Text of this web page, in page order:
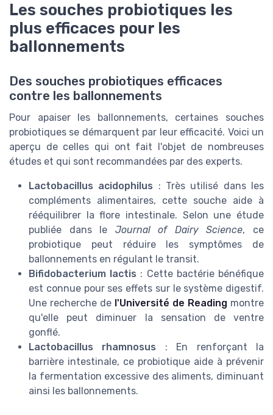
Les souches probiotiques les
plus efficaces pour les
ballonnements
Des souches probiotiques efficaces
contre les ballonnements
Pour apaiser les ballonnements, certaines souches
probiotiques se démarquent par leur efficacité. Voici un
aperçu de celles qui ont fait l'objet de nombreuses
études et qui sont recommandées par des experts.
Lactobacillus acidophilus : Très utilisé dans les
compléments alimentaires, cette souche aide à
rééquilibrer la flore intestinale. Selon une étude
publiée dans le Journal of Dairy Science, ce
probiotique peut réduire les symptômes de
ballonnements en régulant le transit.
Bifidobacterium lactis : Cette bactérie bénéfique
est connue pour ses effets sur le système digestif.
Une recherche de l'Université de Reading montre
qu'elle peut diminuer la sensation de ventre
gonflé.
Lactobacillus rhamnosus : En renforçant la
barrière intestinale, ce probiotique aide à prévenir
la fermentation excessive des aliments, diminuant
ainsi les ballonnements.